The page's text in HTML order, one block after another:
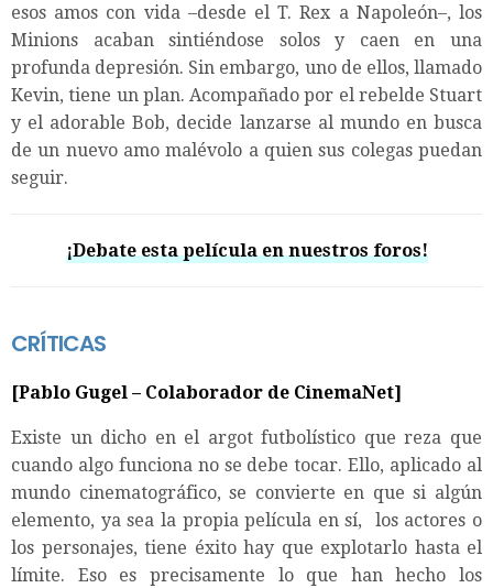
esos amos con vida –desde el T. Rex a Napoleón–, los
Minions acaban sintiéndose solos y caen en una
profunda depresión. Sin embargo, uno de ellos, llamado
Kevin, tiene un plan. Acompañado por el rebelde Stuart
y el adorable Bob, decide lanzarse al mundo en busca
de un nuevo amo malévolo a quien sus colegas puedan
seguir.
¡Debate esta película en nuestros foros!
CRÍTICAS
[Pablo Gugel – Colaborador de CinemaNet]
Existe un dicho en el argot futbolístico que reza que
cuando algo funciona no se debe tocar. Ello, aplicado al
mundo cinematográfico, se convierte en que si algún
elemento, ya sea la propia película en sí, los actores o
los personajes, tiene éxito hay que explotarlo hasta el
límite. Eso es precisamente lo que han hecho los